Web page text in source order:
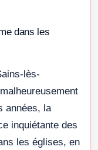
dans les
lès-
années, la
inquiétante des
les églises, en